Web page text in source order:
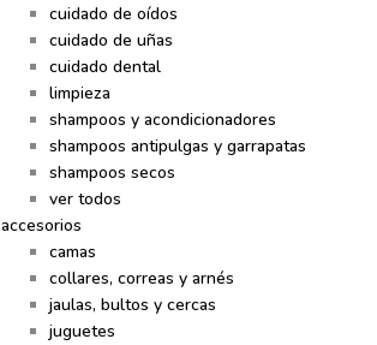
cuidado de oídos
cuidado de uñas
cuidado dental
limpieza
shampoos y acondicionadores
shampoos antipulgas y garrapatas
shampoos secos
ver todos
accesorios
camas
collares, correas y arnés
jaulas, bultos y cercas
juguetes